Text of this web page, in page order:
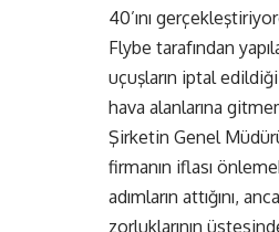
40’ını
Flybe tarafından
uçuşların iptal
hava alanlarına
Şirketin Genel
firmanın iflası
adımların attığını,
zorluklarının